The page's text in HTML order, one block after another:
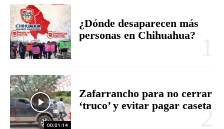
¿Dónde desaparecen más
personas en Chihuahua?
00:01:14
Zafarrancho para no cerrar
‘truco’ y evitar pagar caseta